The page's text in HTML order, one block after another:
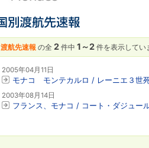
渡航先速報 の全 2 件中 1～2 件を表示してい
2005年04月11日
モナコ モンテカルロ / レーニエ３世
2003年08月14日
フランス、モナコ / コート・ダジュー